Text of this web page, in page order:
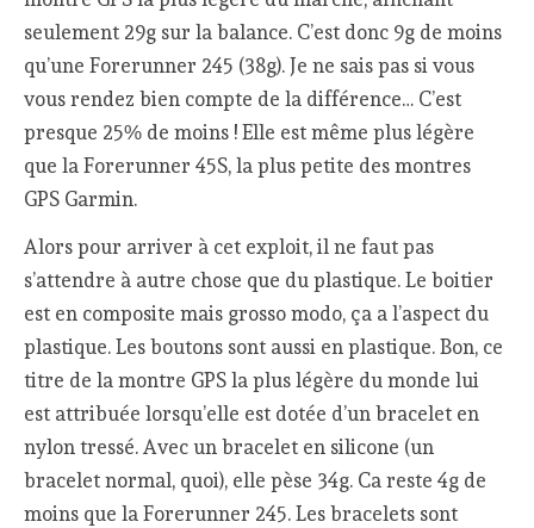
seulement 29g sur la balance. C’est donc 9g de moins
qu’une Forerunner 245 (38g). Je ne sais pas si vous
vous rendez bien compte de la différence… C’est
presque 25% de moins ! Elle est même plus légère
que la Forerunner 45S, la plus petite des montres
GPS Garmin.
Alors pour arriver à cet exploit, il ne faut pas
s’attendre à autre chose que du plastique. Le boitier
est en composite mais grosso modo, ça a l’aspect du
plastique. Les boutons sont aussi en plastique. Bon, ce
titre de la montre GPS la plus légère du monde lui
est attribuée lorsqu’elle est dotée d’un bracelet en
nylon tressé. Avec un bracelet en silicone (un
bracelet normal, quoi), elle pèse 34g. Ca reste 4g de
moins que la Forerunner 245. Les bracelets sont